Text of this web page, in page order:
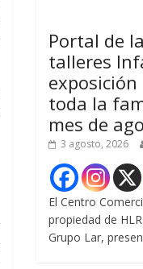
Portal de
talleres
exposición
toda la
mes de
3 agosto, 2026
El Centro
propiedad de
Grupo Lar,